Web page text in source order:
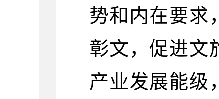
势和内在要求
彰文，促进文
产业发展能级